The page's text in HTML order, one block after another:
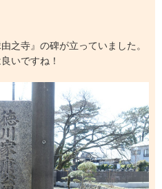
之寺』の碑が立っていました。
いですね！